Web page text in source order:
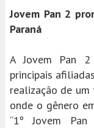
Jovem Pan 2
Paraná
A Jovem Pan
principais
realização de
onde o gênero
“1º Jovem